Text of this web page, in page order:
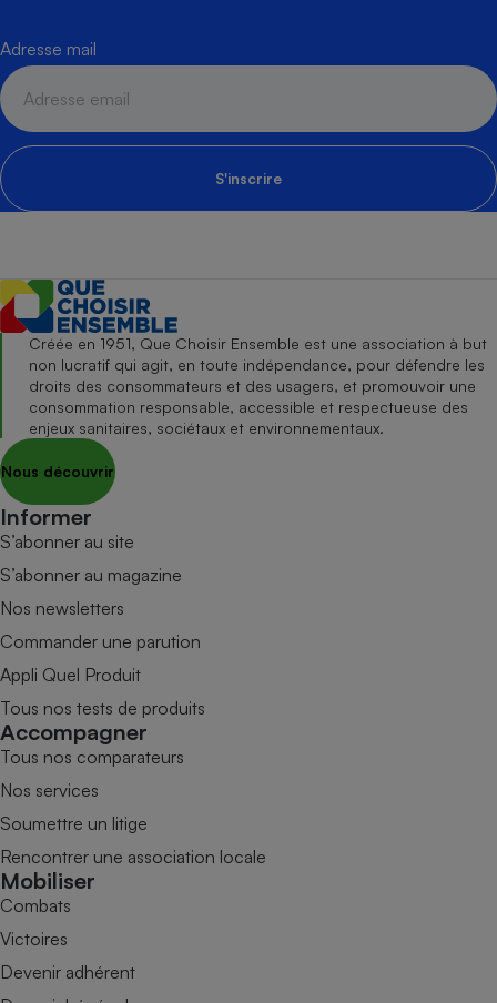
Adresse mail
S'inscrire
Créée en 1951, Que Choisir Ensemble est une association à but
non lucratif qui agit, en toute indépendance, pour défendre les
droits des consommateurs et des usagers, et promouvoir une
consommation responsable, accessible et respectueuse des
enjeux sanitaires, sociétaux et environnementaux.
Nous découvrir
Informer
S’abonner au site
S’abonner au magazine
Nos newsletters
Commander une parution
Appli Quel Produit
Tous nos tests de produits
Accompagner
Tous nos comparateurs
Nos services
Soumettre un litige
Rencontrer une association locale
Mobiliser
Combats
Victoires
Devenir adhérent